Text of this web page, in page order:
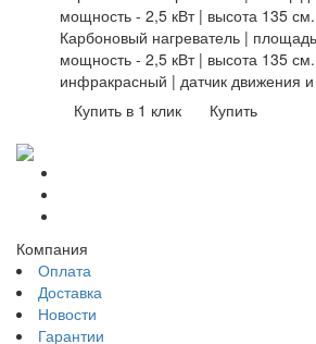
мощность - 2,5 кВт | высота 135
Карбоновый нагреватель |
мощность - 2,5 кВт | высота 135
инфракрасный | датчик движения и
Купить в 1 клик
Купить
Компания
Оплата
Доставка
Новости
Гарантии